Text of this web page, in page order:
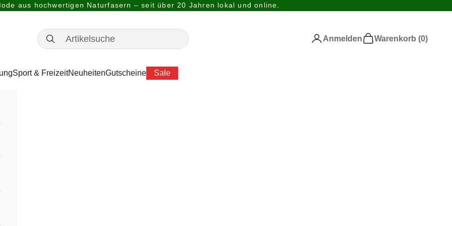
aus hochwertigen Naturfasern – seit über 20 Jahren lokal und online.
Sport & FreizeitNeuheitenGutscheine Sale
Anmelden
AnmeldenWarenkorb
Warenkorb (0)